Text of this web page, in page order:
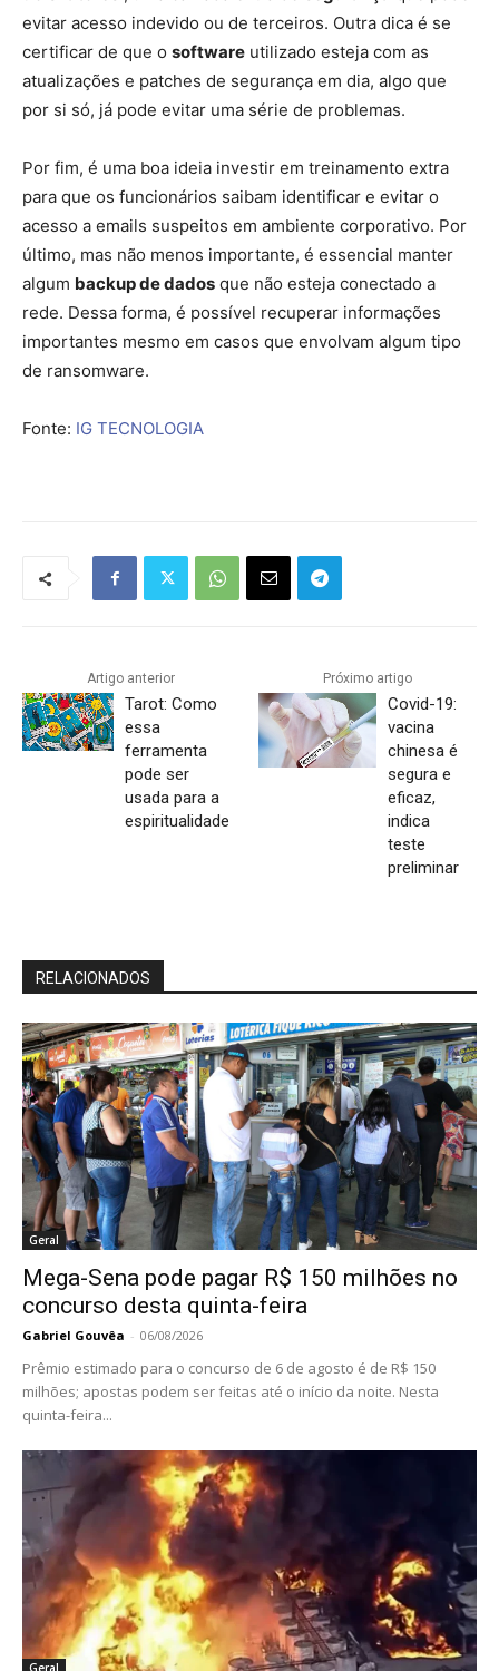
evitar acesso indevido ou de terceiros. Outra dica é se
certificar de que o software utilizado esteja com as
atualizações e patches de segurança em dia, algo que
por si só, já pode evitar uma série de problemas.
Por fim, é uma boa ideia investir em treinamento extra
para que os funcionários saibam identificar e evitar o
acesso a emails suspeitos em ambiente corporativo. Por
último, mas não menos importante, é essencial manter
algum backup de dados que não esteja conectado a
rede. Dessa forma, é possível recuperar informações
importantes mesmo em casos que envolvam algum tipo
de ransomware.
Fonte: IG TECNOLOGIA
Artigo anterior
Tarot: Como
essa
ferramenta
pode ser
usada para a
espiritualidade
Próximo artigo
Covid-19:
vacina
chinesa é
segura e
eficaz,
indica
teste
preliminar
RELACIONADOS
Geral
Mega-Sena pode pagar R$ 150 milhões no
concurso desta quinta-feira
Gabriel Gouvêa - 06/08/2026
Prêmio estimado para o concurso de 6 de agosto é de R$ 150
milhões; apostas podem ser feitas até o início da noite. Nesta
quinta-feira...